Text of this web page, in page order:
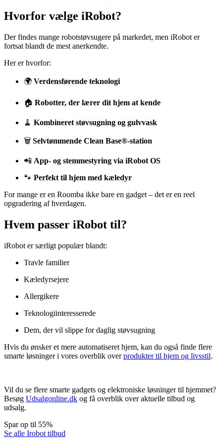
Hvorfor vælge iRobot?
Der findes mange robotstøvsugere på markedet, men iRobot er
fortsat blandt de mest anerkendte.
Her er hvorfor:
🌍 Verdensførende teknologi
🏠 Robotter, der lærer dit hjem at kende
🧹 Kombineret støvsugning og gulvvask
🗑️ Selvtømmende Clean Base®-station
📲 App- og stemmestyring via iRobot OS
🐾 Perfekt til hjem med kæledyr
For mange er en Roomba ikke bare en gadget – det er en reel
opgradering af hverdagen.
Hvem passer iRobot til?
iRobot er særligt populær blandt:
Travle familier
Kæledyrsejere
Allergikere
Teknologiinteresserede
Dem, der vil slippe for daglig støvsugning
Hvis du ønsker et mere automatiseret hjem, kan du også finde flere
smarte løsninger i vores overblik overprodukter til hjem og livsstil.
Vil du se flere smarte gadgets og elektroniske løsninger til hjemmet?
Besøg Udsalgonline.dk og få overblik over aktuelle tilbud og
udsalg.
Spar op til 55%
Se alle Irobot tilbud